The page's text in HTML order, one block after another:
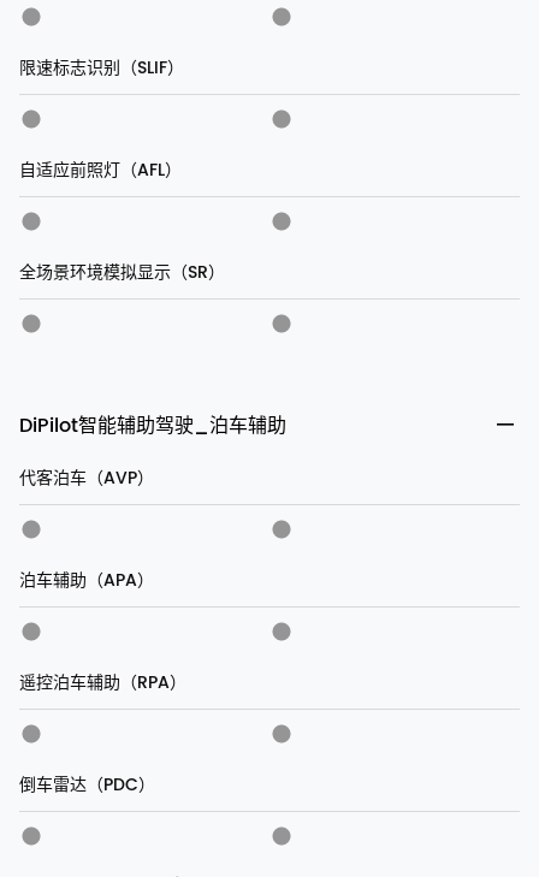
限速标志识别（SLIF）
自适应前照灯（AFL）
全场景环境模拟显示（SR）
DiPilot智能辅助驾驶_泊车辅助
代客泊车（AVP）
泊车辅助（APA）
遥控泊车辅助（RPA）
倒车雷达（PDC）